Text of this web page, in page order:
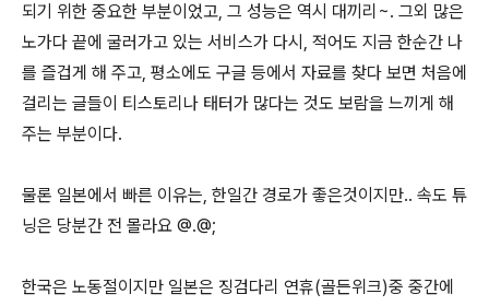
되기 위한 중요한 부분이었고, 그 성능은 역시 대끼리~. 그외 많은
노가다 끝에 굴러가고 있는 서비스가 다시, 적어도 지금 한순간 나
를 즐겁게 해 주고, 평소에도 구글 등에서 자료를 찾다 보면 처음에
걸리는 글들이 티스토리나 태터가 많다는 것도 보람을 느끼게 해
주는 부분이다.
물론 일본에서 빠른 이유는, 한일간 경로가 좋은것이지만.. 속도 튜
닝은 당분간 전 몰라요 @.@;
한국은 노동절이지만 일본은 징검다리 연휴(골든위크)중 중간에